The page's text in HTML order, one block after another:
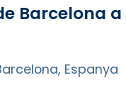
Barcelona a
Espanya